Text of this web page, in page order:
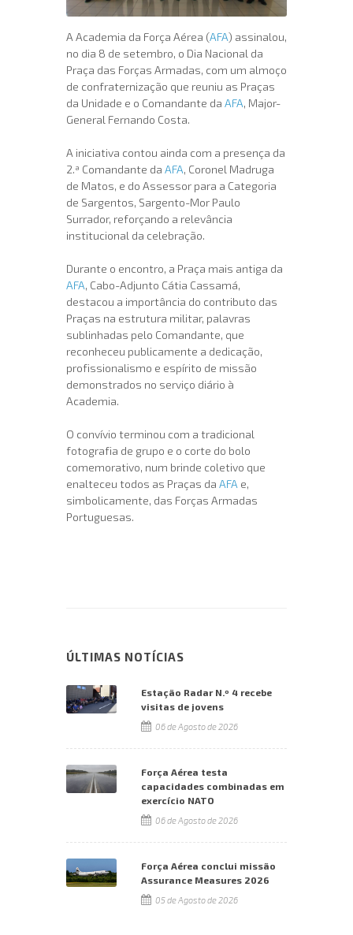
A Academia da Força Aérea (AFA) assinalou,
no dia 8 de setembro, o Dia Nacional da
Praça das Forças Armadas, com um almoço
de confraternização que reuniu as Praças
da Unidade e o Comandante da AFA, Major-
General Fernando Costa.
A iniciativa contou ainda com a presença da
2.ª Comandante da AFA, Coronel Madruga
de Matos, e do Assessor para a Categoria
de Sargentos, Sargento-Mor Paulo
Surrador, reforçando a relevância
institucional da celebração.
Durante o encontro, a Praça mais antiga da
AFA, Cabo-Adjunto Cátia Cassamá,
destacou a importância do contributo das
Praças na estrutura militar, palavras
sublinhadas pelo Comandante, que
reconheceu publicamente a dedicação,
profissionalismo e espírito de missão
demonstrados no serviço diário à
Academia.
O convívio terminou com a tradicional
fotografia de grupo e o corte do bolo
comemorativo, num brinde coletivo que
enalteceu todos as Praças da AFA e,
simbolicamente, das Forças Armadas
Portuguesas.
ÚLTIMAS NOTÍCIAS
Estação Radar N.º 4 recebe
visitas de jovens
06 de Agosto de 2026
Força Aérea testa
capacidades combinadas em
exercício NATO
06 de Agosto de 2026
Força Aérea conclui missão
Assurance Measures 2026
05 de Agosto de 2026